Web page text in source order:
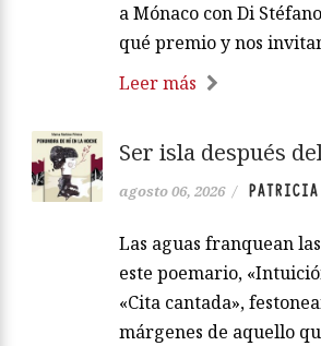
a Mónaco con Di
qué premio y nos
Leer más
Ser isla después
agosto 06, 2026 / PATRICIA
Las aguas franquean
este poemario,
«Cita cantada»,
márgenes de aquello